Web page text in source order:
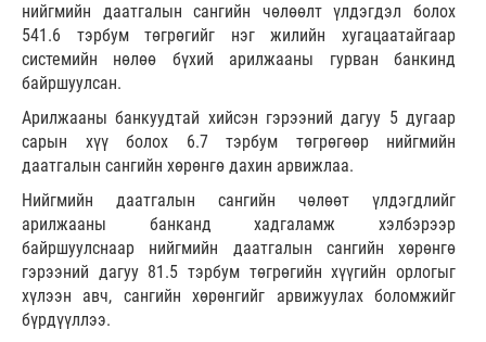
нийгмийн даатгалын сангийн чөлөөлт үлдэгдэл болох
541.6 тэрбум төгрөгийг нэг жилийн хугацаатайгаар
системийн нөлөө бүхий арилжааны гурван банкинд
байршуулсан.
Арилжааны банкуудтай хийсэн гэрээний дагуу 5 дугаар
сарын хүү болох 6.7 тэрбум төгрөгөөр нийгмийн
даатгалын сангийн хөрөнгө дахин арвижлаа.
Нийгмийн даатгалын сангийн чөлөөт үлдэгдлийг
арилжааны банканд хадгаламж хэлбэрээр
байршуулснаар нийгмийн даатгалын сангийн хөрөнгө
гэрээний дагуу 81.5 тэрбум төгрөгийн хүүгийн орлогыг
хүлээн авч, сангийн хөрөнгийг арвижуулах боломжийг
бүрдүүллээ.